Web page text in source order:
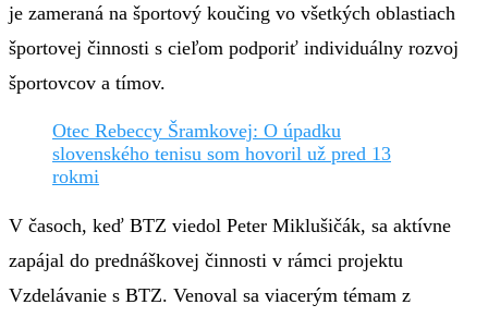
je zameraná na športový koučing vo všetkých oblastiach
športovej činnosti s cieľom podporiť individuálny rozvoj
športovcov a tímov.
Otec Rebeccy Šramkovej: O úpadku
slovenského tenisu som hovoril už pred 13
rokmi
V časoch, keď BTZ viedol Peter Miklušičák, sa aktívne
zapájal do prednáškovej činnosti v rámci projektu
Vzdelávanie s BTZ. Venoval sa viacerým témam z